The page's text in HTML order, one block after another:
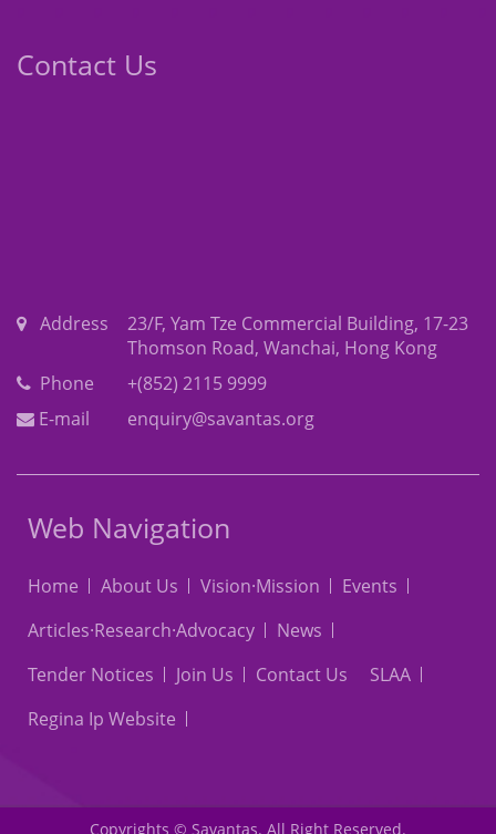
Contact Us
Address
23/F, Yam Tze Commercial Building, 17-23
Thomson Road, Wanchai, Hong Kong
Phone
+(852) 2115 9999
E-mail
enquiry@savantas.org
Web Navigation
Home About Us Vision·Mission
Events
Articles·Research·Advocacy
News
Tender Notices
Join Us Contact Us
SLAA
Regina Ip Website
Copyrights © Savantas. All Right Reserved.